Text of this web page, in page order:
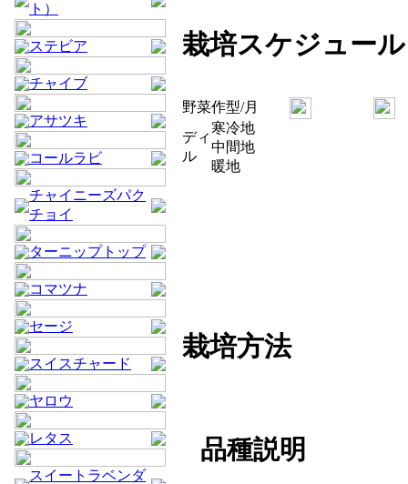
ト）
ステビア
チャイブ
アサツキ
コールラビ
チャイニーズパク
チョイ
ターニップトップ
コマツナ
セージ
スイスチャード
ヤロウ
レタス
スイートラベンダ
栽培スケジュール
野菜作型/月
ディ
ル
寒冷地
中間地
暖地
栽培方法
品種説明